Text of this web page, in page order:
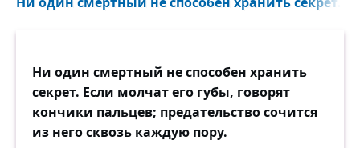
Ни один смертный не способен хранить
секрет. Если молчат его губы, говорят
кончики пальцев; предательство сочится
из него сквозь каждую пору.